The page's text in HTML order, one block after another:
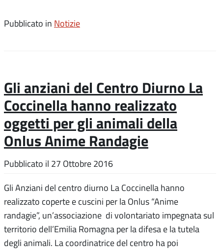
Pubblicato in Notizie
Gli anziani del Centro Diurno La
Coccinella hanno realizzato
oggetti per gli animali della
Onlus Anime Randagie
Pubblicato il 27 Ottobre 2016
Gli Anziani del centro diurno La Coccinella hanno
realizzato coperte e cuscini per la Onlus “Anime
randagie”, un’associazione di volontariato impegnata sul
territorio dell’Emilia Romagna per la difesa e la tutela
degli animali. La coordinatrice del centro ha poi